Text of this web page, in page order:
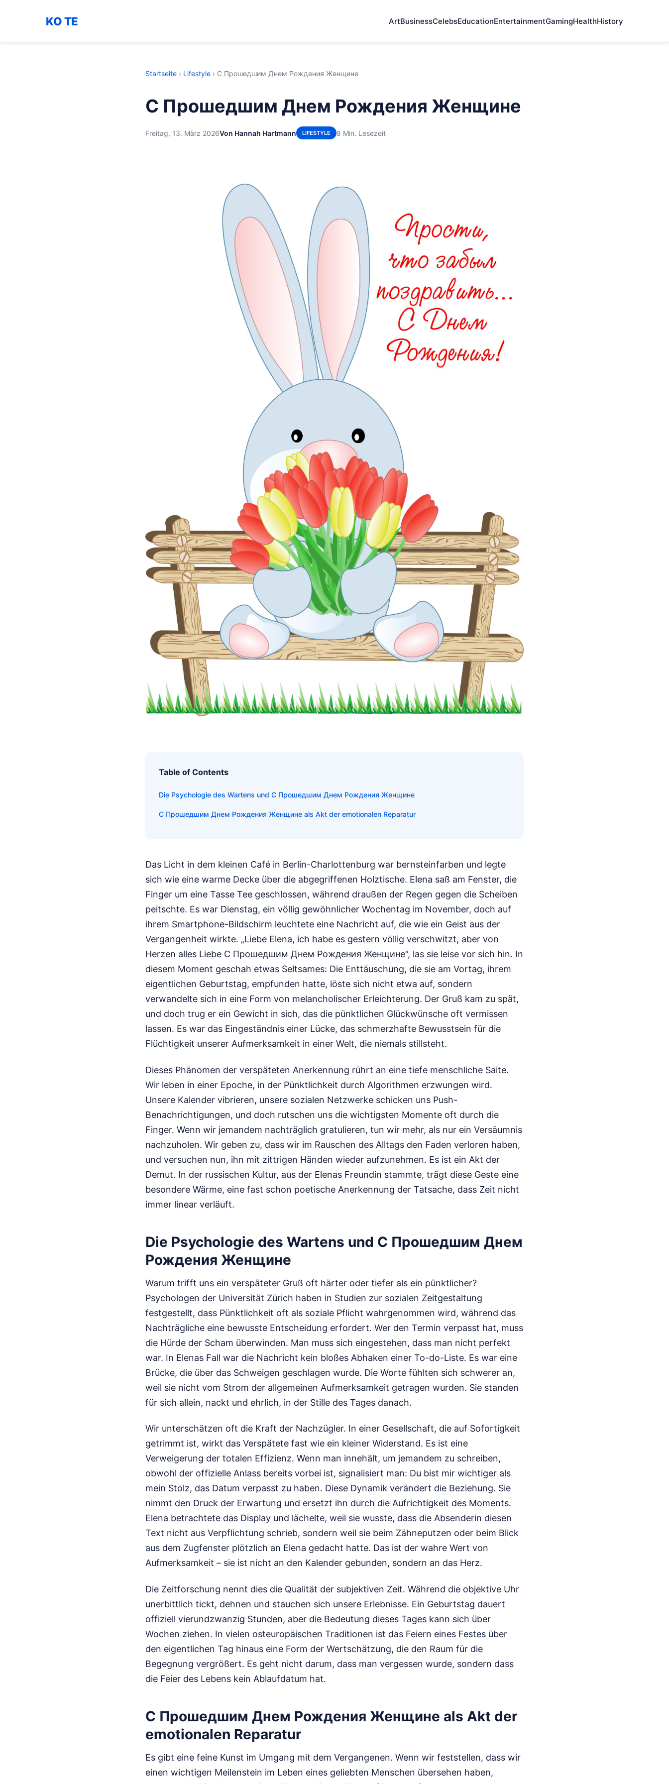
KO TE ArtBusinessCelebsEducationEntertainmentGamingHealthHistory
Startseite › Lifestyle › С Прошедшим Днем Рождения Женщине
С Прошедшим Днем Рождения Женщине
Freitag, 13. März 2026Von Hannah Hartmann LIFESTYLE 8 Min. Lesezeit
Table of Contents
Die Psychologie des Wartens und С Прошедшим Днем Рождения Женщине
С Прошедшим Днем Рождения Женщине als Akt der emotionalen Reparatur
Das Licht in dem kleinen Café in Berlin-Charlottenburg war bernsteinfarben und legte
sich wie eine warme Decke über die abgegriffenen Holztische. Elena saß am Fenster, die
Finger um eine Tasse Tee geschlossen, während draußen der Regen gegen die Scheiben
peitschte. Es war Dienstag, ein völlig gewöhnlicher Wochentag im November, doch auf
ihrem Smartphone-Bildschirm leuchtete eine Nachricht auf, die wie ein Geist aus der
Vergangenheit wirkte. „Liebe Elena, ich habe es gestern völlig verschwitzt, aber von
Herzen alles Liebe С Прошедшим Днем Рождения Женщине“, las sie leise vor sich hin. In
diesem Moment geschah etwas Seltsames: Die Enttäuschung, die sie am Vortag, ihrem
eigentlichen Geburtstag, empfunden hatte, löste sich nicht etwa auf, sondern
verwandelte sich in eine Form von melancholischer Erleichterung. Der Gruß kam zu spät,
und doch trug er ein Gewicht in sich, das die pünktlichen Glückwünsche oft vermissen
lassen. Es war das Eingeständnis einer Lücke, das schmerzhafte Bewusstsein für die
Flüchtigkeit unserer Aufmerksamkeit in einer Welt, die niemals stillsteht.
Dieses Phänomen der verspäteten Anerkennung rührt an eine tiefe menschliche Saite.
Wir leben in einer Epoche, in der Pünktlichkeit durch Algorithmen erzwungen wird.
Unsere Kalender vibrieren, unsere sozialen Netzwerke schicken uns Push-
Benachrichtigungen, und doch rutschen uns die wichtigsten Momente oft durch die
Finger. Wenn wir jemandem nachträglich gratulieren, tun wir mehr, als nur ein Versäumnis
nachzuholen. Wir geben zu, dass wir im Rauschen des Alltags den Faden verloren haben,
und versuchen nun, ihn mit zittrigen Händen wieder aufzunehmen. Es ist ein Akt der
Demut. In der russischen Kultur, aus der Elenas Freundin stammte, trägt diese Geste eine
besondere Wärme, eine fast schon poetische Anerkennung der Tatsache, dass Zeit nicht
immer linear verläuft.
Die Psychologie des Wartens und С Прошедшим Днем
Рождения Женщине
Warum trifft uns ein verspäteter Gruß oft härter oder tiefer als ein pünktlicher?
Psychologen der Universität Zürich haben in Studien zur sozialen Zeitgestaltung
festgestellt, dass Pünktlichkeit oft als soziale Pflicht wahrgenommen wird, während das
Nachträgliche eine bewusste Entscheidung erfordert. Wer den Termin verpasst hat, muss
die Hürde der Scham überwinden. Man muss sich eingestehen, dass man nicht perfekt
war. In Elenas Fall war die Nachricht kein bloßes Abhaken einer To-do-Liste. Es war eine
Brücke, die über das Schweigen geschlagen wurde. Die Worte fühlten sich schwerer an,
weil sie nicht vom Strom der allgemeinen Aufmerksamkeit getragen wurden. Sie standen
für sich allein, nackt und ehrlich, in der Stille des Tages danach.
Wir unterschätzen oft die Kraft der Nachzügler. In einer Gesellschaft, die auf Sofortigkeit
getrimmt ist, wirkt das Verspätete fast wie ein kleiner Widerstand. Es ist eine
Verweigerung der totalen Effizienz. Wenn man innehält, um jemandem zu schreiben,
obwohl der offizielle Anlass bereits vorbei ist, signalisiert man: Du bist mir wichtiger als
mein Stolz, das Datum verpasst zu haben. Diese Dynamik verändert die Beziehung. Sie
nimmt den Druck der Erwartung und ersetzt ihn durch die Aufrichtigkeit des Moments.
Elena betrachtete das Display und lächelte, weil sie wusste, dass die Absenderin diesen
Text nicht aus Verpflichtung schrieb, sondern weil sie beim Zähneputzen oder beim Blick
aus dem Zugfenster plötzlich an Elena gedacht hatte. Das ist der wahre Wert von
Aufmerksamkeit – sie ist nicht an den Kalender gebunden, sondern an das Herz.
Die Zeitforschung nennt dies die Qualität der subjektiven Zeit. Während die objektive Uhr
unerbittlich tickt, dehnen und stauchen sich unsere Erlebnisse. Ein Geburtstag dauert
offiziell vierundzwanzig Stunden, aber die Bedeutung dieses Tages kann sich über
Wochen ziehen. In vielen osteuropäischen Traditionen ist das Feiern eines Festes über
den eigentlichen Tag hinaus eine Form der Wertschätzung, die den Raum für die
Begegnung vergrößert. Es geht nicht darum, dass man vergessen wurde, sondern dass
die Feier des Lebens kein Ablaufdatum hat.
С Прошедшим Днем Рождения Женщине als Akt der
emotionalen Reparatur
Es gibt eine feine Kunst im Umgang mit dem Vergangenen. Wenn wir feststellen, dass wir
einen wichtigen Meilenstein im Leben eines geliebten Menschen übersehen haben,